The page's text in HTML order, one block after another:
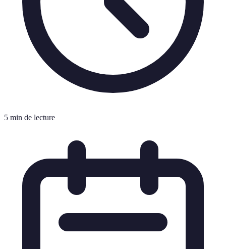
5 min de lecture